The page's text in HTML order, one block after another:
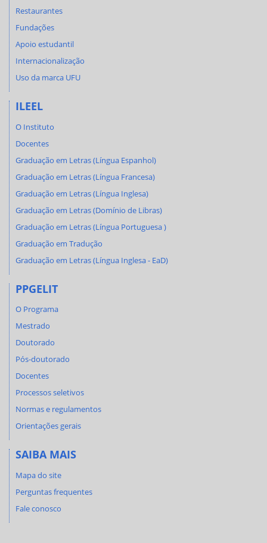
Restaurantes
Fundações
Apoio estudantil
Internacionalização
Uso da marca UFU
ILEEL
O Instituto
Docentes
Graduação em Letras (Língua Espanhol)
Graduação em Letras (Língua Francesa)
Graduação em Letras (Língua Inglesa)
Graduação em Letras (Domínio de Libras)
Graduação em Letras (Língua Portuguesa )
Graduação em Tradução
Graduação em Letras (Língua Inglesa - EaD)
PPGELIT
O Programa
Mestrado
Doutorado
Pós-doutorado
Docentes
Processos seletivos
Normas e regulamentos
Orientações gerais
SAIBA MAIS
Mapa do site
Perguntas frequentes
Fale conosco